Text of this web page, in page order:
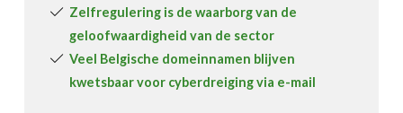
Zelfregulering is de waarborg van de
geloofwaardigheid van de sector
Veel Belgische domeinnamen blijven
kwetsbaar voor cyberdreiging via e-mail